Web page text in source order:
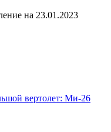
на 23.01.2023
вертолет: Ми-26